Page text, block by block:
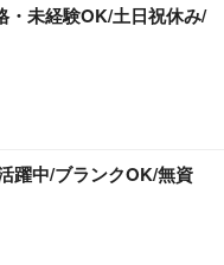
・未経験OK/土日祝休み/
躍中/ブランクOK/無資